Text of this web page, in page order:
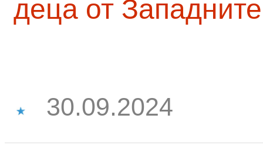
деца от
30.09.2024